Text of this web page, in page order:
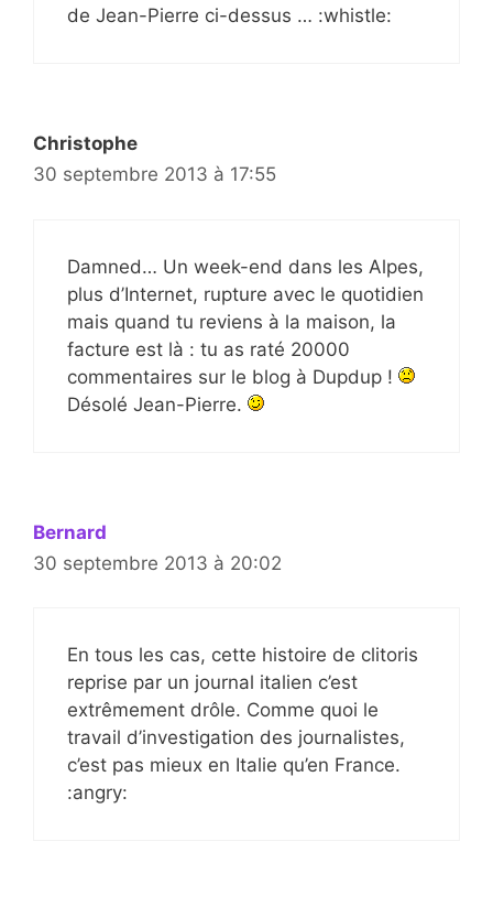
de Jean-Pierre ci-dessus … :whistle:
Christophe
30 septembre 2013 à 17:55
Damned… Un week-end dans les Alpes,
plus d’Internet, rupture avec le quotidien
mais quand tu reviens à la maison, la
facture est là : tu as raté 20000
commentaires sur le blog à Dupdup !
Désolé Jean-Pierre.
Bernard
30 septembre 2013 à 20:02
En tous les cas, cette histoire de clitoris
reprise par un journal italien c’est
extrêmement drôle. Comme quoi le
travail d’investigation des journalistes,
c’est pas mieux en Italie qu’en France.
:angry: